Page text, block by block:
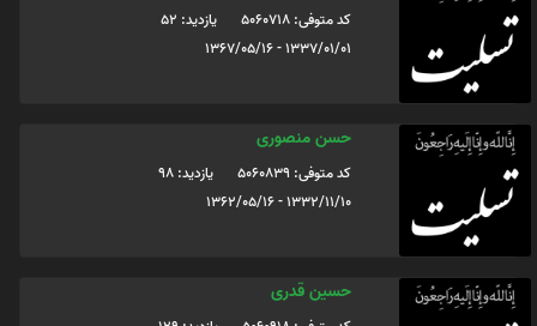
کد متوفی: 5060718
یازدید: 52
1337/01/01 - 1367/05/16
حسن منصوری
کد متوفی: 5060839
یازدید: 98
1332/11/10 - 1362/05/16
حسین قدری